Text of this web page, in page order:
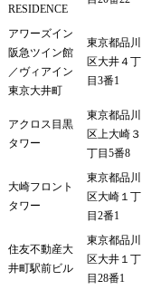
RESIDENCE
アワーズイン
阪急ツイン館
／ヴィアイン
東京大井町
東京都品川
区大井４丁
目3番1
アクロス目黒
タワー
東京都品川
区上大崎３
丁目5番8
大崎フロント
タワー
東京都品川
区大崎１丁
目2番1
住友不動産大
井町駅前ビル
東京都品川
区大井１丁
目28番1